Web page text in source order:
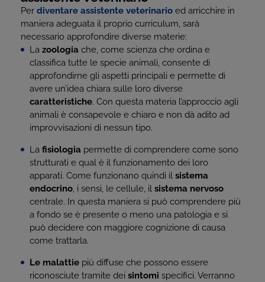
Per diventare assistente veterinario ed arricchire in
maniera adeguata il proprio curriculum, sarà
necessario approfondire diverse materie:
La zoologia che, come scienza che ordina e
classifica tutte le specie animali, consente di
approfondirne gli aspetti principali e permette di
avere un’idea chiara sulle loro diverse
caratteristiche. Con questa materia l’approccio agli
animali è consapevole e chiaro e non dà adito ad
improvvisazioni di nessun tipo.
La fisiologia permette di comprendere come sono
strutturati e qual è il funzionamento dei loro
apparati. Come funzionano quindi il sistema
endocrino, i sensi, le cellule, il sistema nervoso
centrale. In questa maniera si può comprendere più
a fondo se è presente o meno una patologia e si
può decidere con maggiore cognizione di causa
come trattarla.
Le malattie più diffuse che possono essere
riconosciute tramite dei sintomi specifici. Verranno